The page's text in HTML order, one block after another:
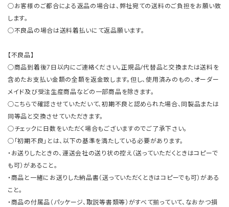
○お客様のご都合による返品の場合は、弊社宛ての送料のご負担をお願い致
します。
○不良品の場合は送料着払いにて返品願います。
【不良品】
○商品到着後7日以内にご連絡ください。正規品/代替品と交換または送料を
含めたお支払い金額の全額を返金致します。但し、使用済みのもの、オーダー
メイド及び受注生産商品などの一部商品を除きます。
○こちらで確認させていただいて、初期不良と認められた場合、同製品または
同等品と交換させていただきます。
○チェックに日数をいただく場合もございますのでご了承下さい。
○「初期不良」とは、以下の基準を満たしている必要があります。
・お送りしたときの、運送会社の送り状の控え（送っていただくときはコピーで
も可）があること。
・商品と一緒にお送りした納品書（送っていただくときはコピーでも可）がある
こと。
・商品の付属品（パッケージ、取説等書類等）がすべて揃っていて、なおかつ損